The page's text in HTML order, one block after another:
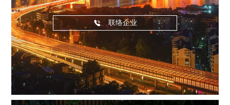
联络企业